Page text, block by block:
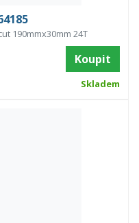
190mmx30mm 24T
Koupit
Skladem